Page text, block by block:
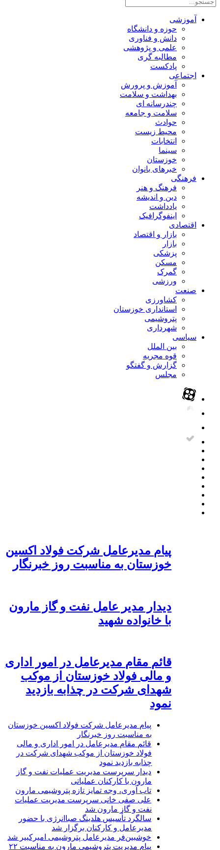
آموزشی
حوزه و دانشگاه
دانش و فناوری
علمی و پژوهشی
مطالبه گری
پادکست
اجتماعی
آموزش و پرورش
بهداشت و سلامت
چندرسانه ای
سلامت و جامعه
حوادث
محیط زیست
انتخابات
سینما
خوزستان
خبرهای بانوان
فرهنگی
فرهنگ و هنر
دین و اندیشه
یادداشت
اینفوگرافیک
اقتصادی
بازار و اقتصاد
بازار
پزشکی
مسکن
گمرک
ورزشی
صنعت
کشاورزی
استانداری خوزستان
پتروشیمی
شهرداری
سیاسی
بین الملل
قوه مجریه
گزارش و گفتگو
مجلس
پیام مدیرعامل شرکت فولاد اکسین
خوزستان به مناسبت روز خبرنگار
دیدار مدیر عامل نفت و گاز مارون
با خانواده شهید
قائم مقام مدیرعامل در امور اداری
و مالی فولاد خوزستان از موکب
شهدای شرکت در چذابه بازدید
نمود
پیام مدیرعامل شرکت فولاد اکسین خوزستان
به مناسبت روز خبرنگار
قائم مقام مدیرعامل در امور اداری و مالی
فولاد خوزستان از موکب شهدای شرکت در
چذابه بازدید نمود
دیدار سرپرست مدیریت عملیات نفت و گاز
مارون با کارکنان عملیاتی
تاب آوری، وجه تمایز تازه پتروشیمی مارون
علی صفی خانی سرپرست مدیریت عملیات
نفت و گاز مارون شد
سالگرد تأسیس هلدینگ صباانرژی با حضور
مدیرعامل و کارکنان برگزار شد
خوشبین‌فر مدیرعامل پتروشیمی امیرکبیر شد
پیام مدیریت پتروشیمی مارون به مناسبت ۲۲